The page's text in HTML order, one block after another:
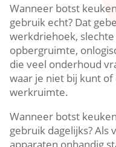
Wanneer botst
gebruik echt? Dat
werkdriehoek,
opbergruimte,
die veel onderhoud
waar je niet bij kunt
werkruimte.​
Wanneer botst
gebruik dagelijks?
apparaten onhandig